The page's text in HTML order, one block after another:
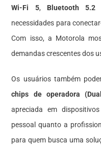
Wi-Fi 5, Bluetooth 5.2
necessidades para
Com isso, a Motorola
demandas crescentes dos
Os usuários também
chips de operadora
apreciada em
pessoal quanto a
para quem busca uma